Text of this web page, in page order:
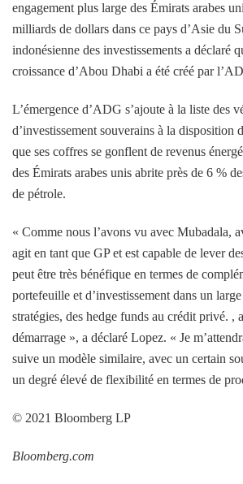
engagement plus large des Émirats arabes
milliards de dollars dans ce pays d’Asie du
indonésienne des investissements a déclaré
croissance d’Abou Dhabi a été créé par
L’émergence d’ADG s’ajoute à la liste des
d’investissement souverains à la disposition
que ses coffres se gonflent de revenus
des Émirats arabes unis abrite près de 6 %
de pétrole.
« Comme nous l’avons vu avec Mubadala,
agit en tant que GP et est capable de lever
peut être très bénéfique en termes de
portefeuille et d’investissement dans un
stratégies, des hedge funds au crédit privé. ,
démarrage », a déclaré Lopez. « Je
suive un modèle similaire, avec un certain
un degré élevé de flexibilité en termes de
© 2021 Bloomberg LP
Bloomberg.com